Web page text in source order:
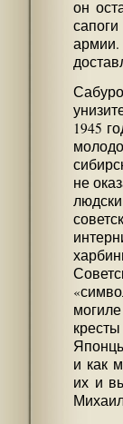
он
армии.
1945
не
и как
их и